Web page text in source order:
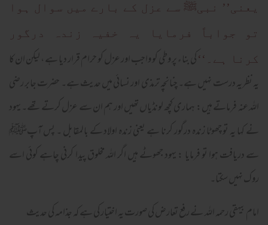
یعنی’’ نبیﷺ سے عزل کے بارے میں سوال ہوا
تو جواباً فرمایا یہ خفیہ زندہ درگور
کرنا ہے۔‘‘کی بناء پر وطی کو واجب اور عزل کو حرام قرار دیا ہے ، لیکن ان کا
یہ نظریہ درست نہیں ہے۔ چنانچہ ترمذی اور نسائی میں حدیث ہے۔ حضرت جابر رضی
اللہ عنہ فرماتے ہیں: ہماری کچھ لونڈیاں تھیں اور ہم ان سے عزل کرتے تھے۔ یہود
نے کہا یہ تو چھوٹا زندہ درگور کرنا ہے یعنی زندہ اولاد کے بالمقابل ۔ پس آپﷺ
سے دریافت ہوا تو فرمایا : یہود جھوٹے ہیں اگر اللہ مخلوق پیدا کرنی چاہے کوئی اسے
روک نہیں سکتا۔
امام بیہقی رحمہ اللہ نے رفع تعارض کی صورت یہ اختیار کی ہے کہ جذامہ کی حدیث